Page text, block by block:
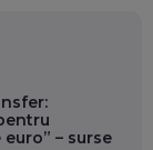
– surse